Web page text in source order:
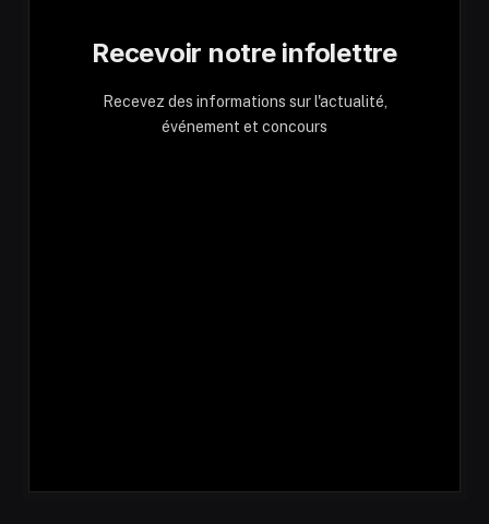
Recevoir notre infolettre
Recevez des informations sur l'actualité,
événement et concours